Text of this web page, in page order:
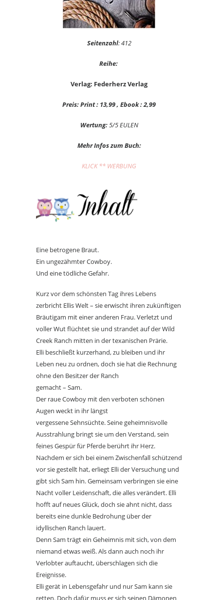
Seitenzahl: 412
Reihe:
Verlag: Federherz Verlag
Preis: Print : 13,99 , Ebook : 2,99
Wertung:5/5 EULEN
Mehr Infos zum Buch:
KLICK ** WERBUNG
Eine betrogene Braut.
Ein ungezähmter Cowboy.
Und eine tödliche Gefahr.
Kurz vor dem schönsten Tag ihres Lebens
zerbricht Ellis Welt – sie erwischt ihren zukünftigen
Bräutigam mit einer anderen Frau. Verletzt und
voller Wut flüchtet sie und strandet auf der Wild
Creek Ranch mitten in der texanischen Prärie.
Elli beschließt kurzerhand, zu bleiben und ihr
Leben neu zu ordnen, doch sie hat die Rechnung
ohne den Besitzer der Ranch
gemacht – Sam.
Der raue Cowboy mit den verboten schönen
Augen weckt in ihr längst
vergessene Sehnsüchte. Seine geheimnisvolle
Ausstrahlung bringt sie um den Verstand, sein
feines Gespür für Pferde berührt ihr Herz.
Nachdem er sich bei einem Zwischenfall schützend
vor sie gestellt hat, erliegt Elli der Versuchung und
gibt sich Sam hin. Gemeinsam verbringen sie eine
Nacht voller Leidenschaft, die alles verändert. Elli
hofft auf neues Glück, doch sie ahnt nicht, dass
bereits eine dunkle Bedrohung über der
idyllischen Ranch lauert.
Denn Sam trägt ein Geheimnis mit sich, von dem
niemand etwas weiß. Als dann auch noch ihr
Verlobter auftaucht, überschlagen sich die
Ereignisse.
Elli gerät in Lebensgefahr und nur Sam kann sie
retten. Doch dafür muss er sich seinen Dämonen